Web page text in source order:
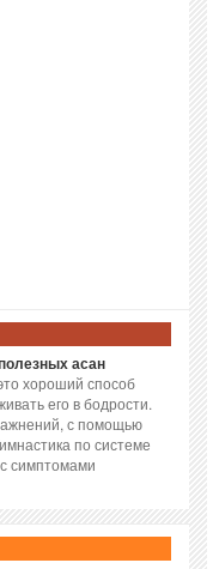
асан
хороший способ
его в бодрости.
с помощью
по системе
симптомами